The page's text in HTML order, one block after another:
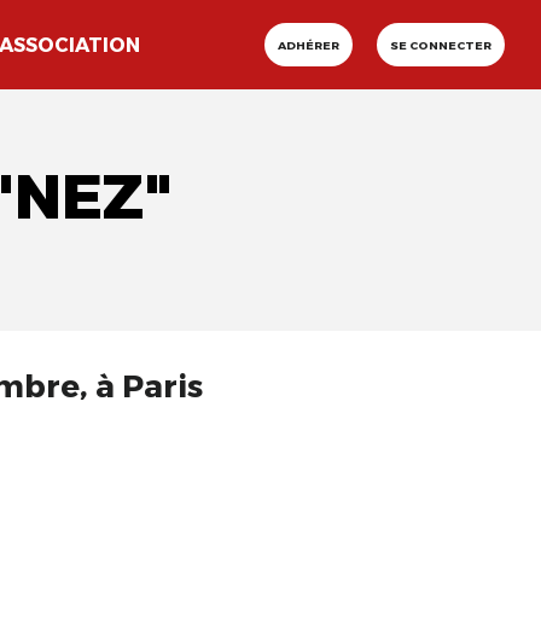
ASSOCIATION ADHÉRER SE CONNECTER
à Paris